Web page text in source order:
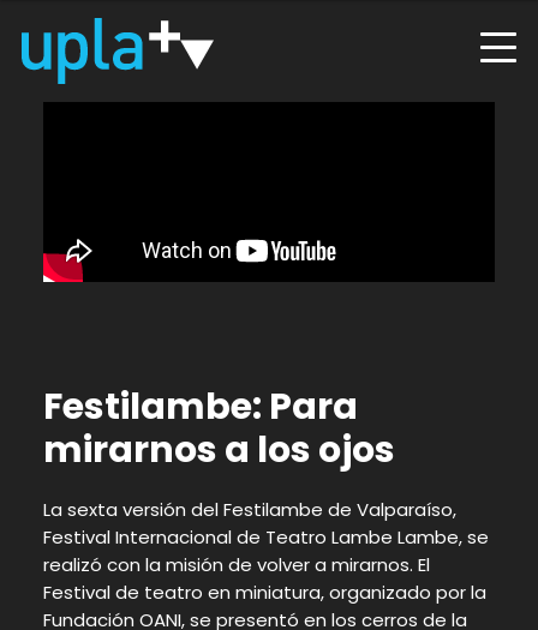
Festilambe: Para
mirarnos a los ojos
La sexta versión del Festilambe de Valparaíso,
Festival Internacional de Teatro Lambe Lambe, se
realizó con la misión de volver a mirarnos. El
Festival de teatro en miniatura, organizado por la
Fundación OANI, se presentó en los cerros de la